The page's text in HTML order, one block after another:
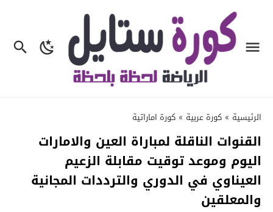
الرئيسية » كورة عربية » كورة اماراتية
القنوات الناقلة لمباراة العين والامارات
اليوم وموعد توقيت مقابلة الزعيم
العيناوي في الدوري والترددات المجانية
والمعلقين